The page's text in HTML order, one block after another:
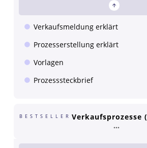
Verkaufsmeldung erklärt
Prozesserstellung erklärt
Vorlagen
Prozesssteckbrief
BESTSELLER Verkaufsprozesse